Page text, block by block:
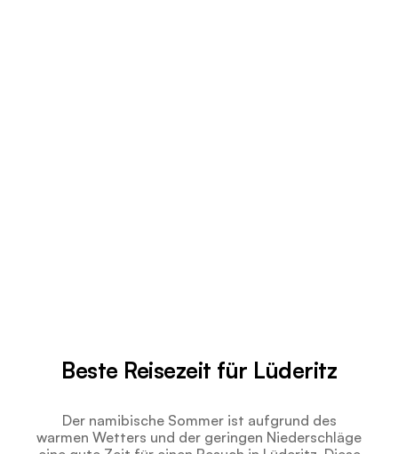
Beste Reisezeit für Lüderitz
Der namibische Sommer ist aufgrund des
warmen Wetters und der geringen Niederschläge